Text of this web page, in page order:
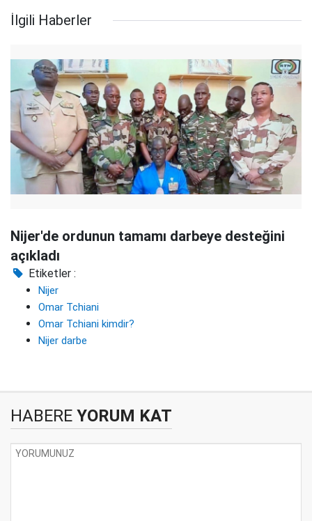
İlgili Haberler
Nijer'de ordunun tamamı darbeye desteğini
açıkladı
Etiketler :
Nijer
Omar Tchiani
Omar Tchiani kimdir?
Nijer darbe
HABERE YORUM KAT